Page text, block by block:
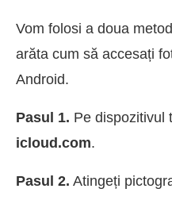
Vom folosi a doua
arăta cum să accesați
Android.
Pasul 1. Pe dispozitivul
icloud.com.
Pasul 2. Atingeți